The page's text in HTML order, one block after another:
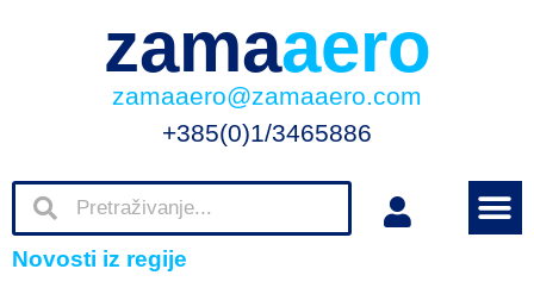
zamaaero
zamaaero@zamaaero.com
+385(0)1/3465886
Novosti iz regije